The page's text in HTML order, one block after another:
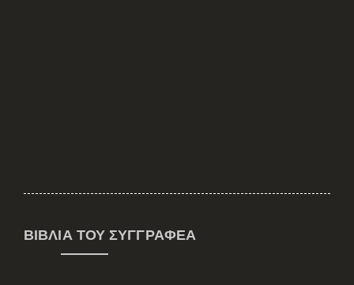
Παπαϊωάννου
Kώστας
Παπαντωνίου
ΒΙΒΛΊΑ ΤΟΥ ΣΥΓΓΡΑΦΈΑ